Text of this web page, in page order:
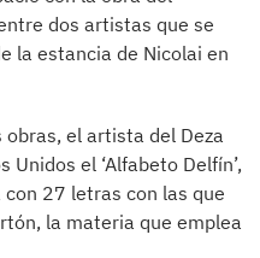
dos artistas que se
la estancia de Nicolai en
el artista del Deza
el ‘Alfabeto Delfín’,
27 letras con las que
la materia que emplea